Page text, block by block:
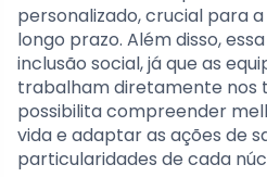
personalizado, crucial para
longo prazo. Além disso,
inclusão social, já que as
trabalham diretamente nos
possibilita compreender
vida e adaptar as ações de
particularidades de cada